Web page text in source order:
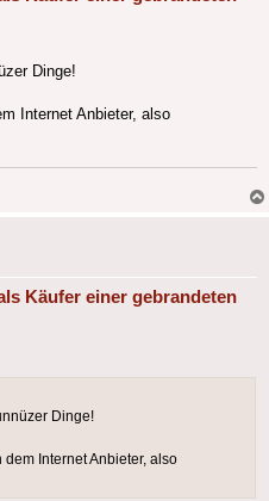
Dinge!
Internet Anbieter, also
Käufer einer gebrandeten
Dinge!
Internet Anbieter, also